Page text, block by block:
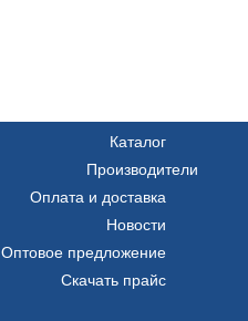
Каталог
Оптовое предложение
Скачать прайс
Оплата и доставка
Новости
Производители